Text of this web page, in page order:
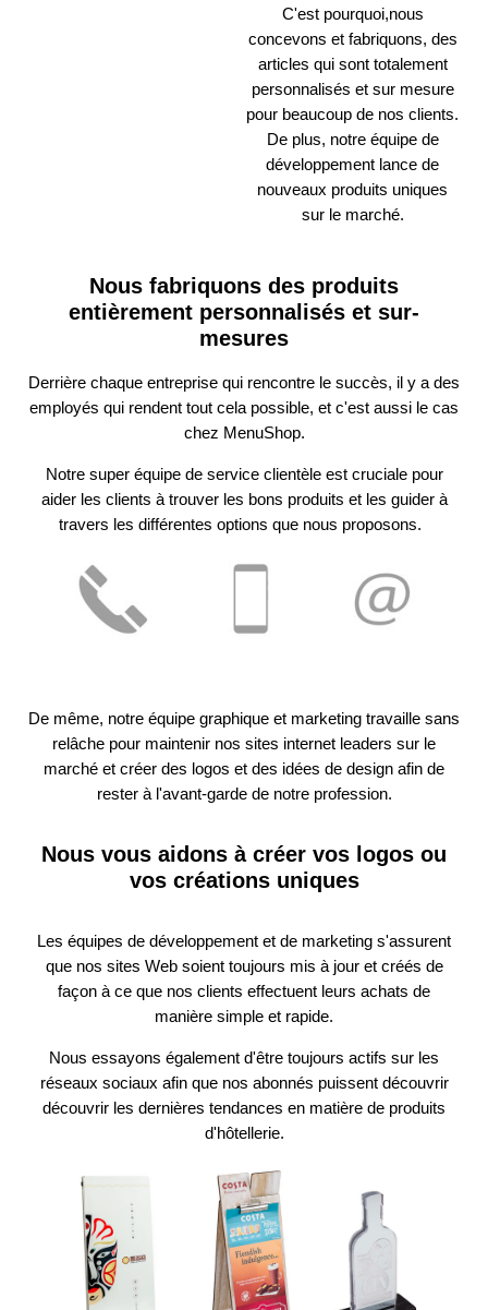
C'est pourquoi,nous
concevons et fabriquons, des
articles qui sont totalement
personnalisés et sur mesure
pour beaucoup de nos clients.
De plus, notre équipe de
développement lance de
nouveaux produits uniques
sur le marché.
Nous fabriquons des produits
entièrement personnalisés et sur-
mesures
Derrière chaque entreprise qui rencontre le succès, il y a des
employés qui rendent tout cela possible, et c'est aussi le cas
chez MenuShop.
Notre super équipe de service clientèle est cruciale pour
aider les clients à trouver les bons produits et les guider à
travers les différentes options que nous proposons.
De même, notre équipe graphique et marketing travaille sans
relâche pour maintenir nos sites internet leaders sur le
marché et créer des logos et des idées de design afin de
rester à l'avant-garde de notre profession.
Nous vous aidons à créer vos logos ou
vos créations uniques
Les équipes de développement et de marketing s'assurent
que nos sites Web soient toujours mis à jour et créés de
façon à ce que nos clients effectuent leurs achats de
manière simple et rapide.
Nous essayons également d'être toujours actifs sur les
réseaux sociaux afin que nos abonnés puissent découvrir
découvrir les dernières tendances en matière de produits
d'hôtellerie.